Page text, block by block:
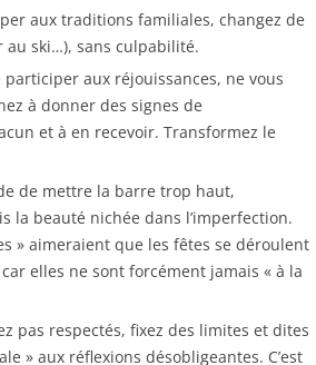
aux traditions familiales, changez de
au ski…), sans culpabilité.
participer aux réjouissances, ne vous
à donner des signes de
et à en recevoir. Transformez le
de mettre la barre trop haut,
la beauté nichée dans l’imperfection.
» aimeraient que les fêtes se déroulent
elles ne sont forcément jamais « à la
pas respectés, fixez des limites et dites
» aux réflexions désobligeantes. C’est